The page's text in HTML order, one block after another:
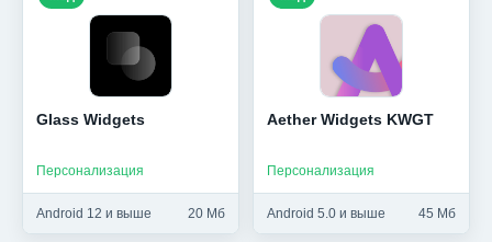
Glass Widgets
Персонализация
Android 12 и выше 20 Мб
Aether Widgets KWGT
Персонализация
Android 5.0 и выше 45 Мб